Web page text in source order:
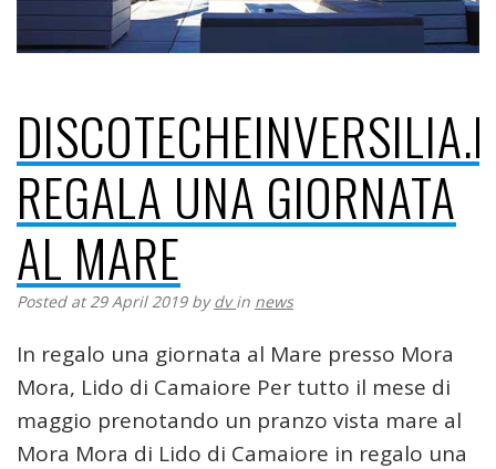
REGALA UNA GIORNATA
AL MARE
Posted at 29 April 2019 bydvin news
In regalo una giornata al Mare presso Mora
Mora, Lido di Camaiore Per tutto il mese di
maggio prenotando un pranzo vista mare al
Mora Mora di Lido di Camaiore in regalo una